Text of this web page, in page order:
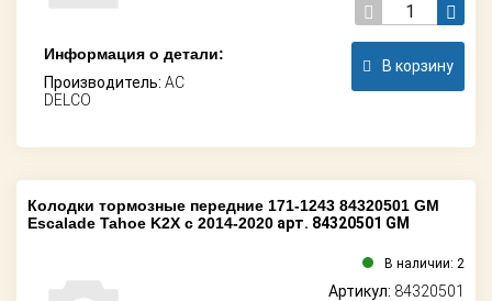
Информация о детали:
Производитель: AC
DELCO
В корзину
Колодки тормозные передние 171-1243 84320501 GM
Escalade Tahoe K2X c 2014-2020 арт. 84320501 GM
В наличии: 2
Артикул: 84320501